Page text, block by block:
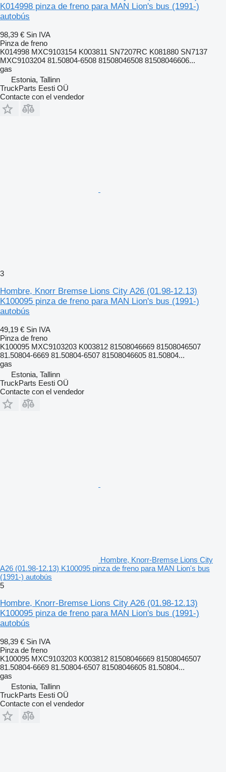
K014998 pinza de freno para MAN Lion's bus (1991-)
autobús
98,39 € Sin IVA
Pinza de freno
K014998 MXC9103154 K003811 SN7207RC K081880 SN7137
MXC9103204 81.50804-6508 81508046508 81508046606...
gas
Estonia, Tallinn
TruckParts Eesti OÜ
Contacte con el vendedor
3
Hombre, Knorr Bremse Lions City A26 (01.98-12.13)
K100095 pinza de freno para MAN Lion's bus (1991-)
autobús
49,19 € Sin IVA
Pinza de freno
K100095 MXC9103203 K003812 81508046669 81508046507
81.50804-6669 81.50804-6507 81508046605 81.50804...
gas
Estonia, Tallinn
TruckParts Eesti OÜ
Contacte con el vendedor
Hombre, Knorr-Bremse Lions City
A26 (01.98-12.13) K100095 pinza de freno para MAN Lion's bus
(1991-) autobús
5
Hombre, Knorr-Bremse Lions City A26 (01.98-12.13)
K100095 pinza de freno para MAN Lion's bus (1991-)
autobús
98,39 € Sin IVA
Pinza de freno
K100095 MXC9103203 K003812 81508046669 81508046507
81.50804-6669 81.50804-6507 81508046605 81.50804...
gas
Estonia, Tallinn
TruckParts Eesti OÜ
Contacte con el vendedor